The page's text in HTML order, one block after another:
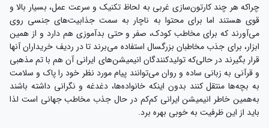
چراکه هر چند کارتون‌سازی غربی به لحاظ تکنیک و سرعت عمل، بسیار بالا و
قوی هستند اما برای محتوا به ناچار به سمت جذابیت‌های جنسی روی
می‌آورند که برای مخاطب کودک، صفر و حتی بدآموزی هم دارد و از همین
ابزار، برای جذب مخاطبان بزرگسال استفاده می‌برند تا در ردیف خریداران آنها
قرار بگیرند در حالی‌که تولیدکنندگان انیمیشن‌های ایرانی آن هم با تم مذهبی
و قرآنی به زبانی ساده و روان می‌توانند پیام مورد نظر خود را پاک و سلامت
به بچه‌ها منتقل کنند بدون اینکه خانواده‌ها، دغدغه و نگرانی داشته باشند
به‌همین خاطر انیمیشن ایرانی کم‌کم در حال جذب مخاطب جهانی است لذا
باید از این ظرفیت به خوبی بهره برد.